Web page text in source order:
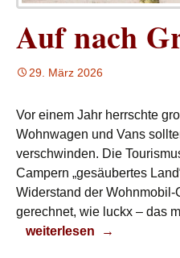
Auf nach
29. März 2026
Vor einem Jahr herrschte
Wohnwagen und Vans
verschwinden. Die
Campern „gesäubertes
Widerstand der
gerechnet, wie luckx – das
Auf nach Griechenland
weiterlesen →